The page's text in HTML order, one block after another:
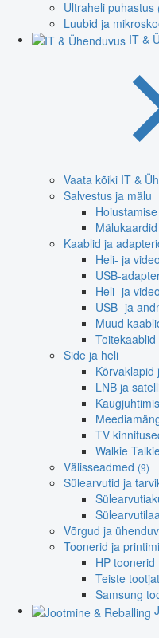
Ultraheli puhastus
Luubid ja
IT &
Vaata kõiki IT &
Salvestus ja mälu
Mälukaardid
Kaablid ja
Heli- ja
USB-
Heli- ja
USB- ja
Muud
Toitekaablid
Side ja heli
Kõrvaklapid
LNB ja
TV
Walkie
Välisseadmed (9)
Sülearvutid ja
Võrgud ja
Toonerid ja
HP toonerid
Teiste
Samsung